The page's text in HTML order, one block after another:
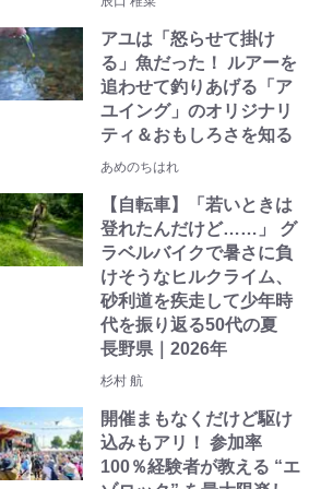
アユは「怒らせて掛け
る」魚だった！ ルアーを
追わせて釣りあげる「ア
ユイング」のオリジナリ
ティ＆おもしろさを知る
あめのちはれ
【自転車】「若いときは
登れたんだけど……」 グ
ラベルバイクで暑さに負
けそうなヒルクライム、
砂利道を疾走して少年時
代を振り返る50代の夏
長野県｜2026年
杉村 航
開催まもなくだけど駆け
込みもアリ！ 参加率
100％経験者が教える “エ